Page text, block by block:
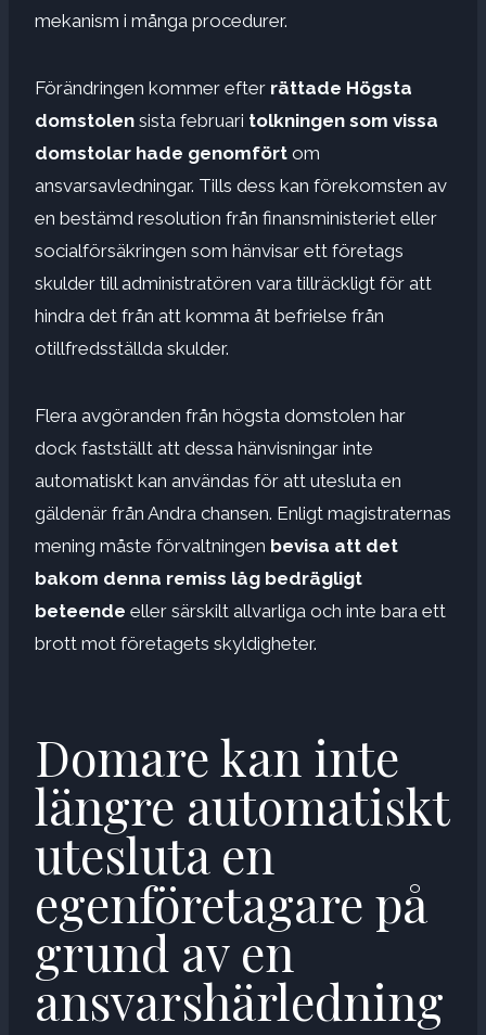
mekanism i många procedurer.
Förändringen kommer efter rättade Högsta
domstolen sista februari tolkningen som vissa
domstolar hade genomfört om
ansvarsavledningar. Tills dess kan förekomsten av
en bestämd resolution från finansministeriet eller
socialförsäkringen som hänvisar ett företags
skulder till administratören vara tillräckligt för att
hindra det från att komma åt befrielse från
otillfredsställda skulder.
Flera avgöranden från högsta domstolen har
dock fastställt att dessa hänvisningar inte
automatiskt kan användas för att utesluta en
gäldenär från Andra chansen. Enligt magistraternas
mening måste förvaltningen bevisa att det
bakom denna remiss låg bedrägligt
beteende eller särskilt allvarliga och inte bara ett
brott mot företagets skyldigheter.
Domare kan inte
längre automatiskt
utesluta en
egenföretagare på
grund av en
ansvarshärledning